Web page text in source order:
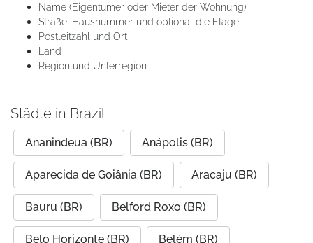
Name (Eigentümer oder Mieter der Wohnung)
Straße, Hausnummer und optional die Etage
Postleitzahl und Ort
Land
Region und Unterregion
Städte in Brazil
Ananindeua (BR) Anápolis (BR)
Aparecida de Goiânia (BR) Aracaju (BR)
Bauru (BR) Belford Roxo (BR)
Belo Horizonte (BR) Belém (BR)